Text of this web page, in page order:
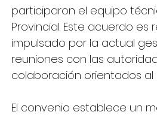
participaron el equipo
Provincial. Este acuerdo
impulsado por la actual
reuniones con las
colaboración orientados al
El convenio establece un